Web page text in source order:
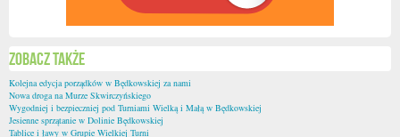
Zobacz także
Kolejna edycja porządków w Będkowskiej za nami
Nowa droga na Murze Skwirczyńskiego
Wygodniej i bezpieczniej pod Turniami Wielką i Małą w Będkowskiej
Jesienne sprzątanie w Dolinie Będkowskiej
Tablice i ławy w Grupie Wielkiej Turni